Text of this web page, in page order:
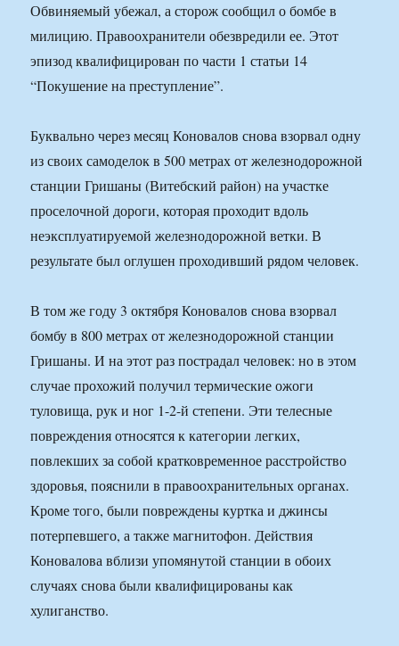
Обвиняемый убежал, а сторож сообщил о бомбе в
милицию. Правоохранители обезвредили ее. Этот
эпизод квалифицирован по части 1 статьи 14
“Покушение на преступление”.
Буквально через месяц Коновалов снова взорвал одну
из своих самоделок в 500 метрах от железнодорожной
станции Гришаны (Витебский район) на участке
проселочной дороги, которая проходит вдоль
неэксплуатируемой железнодорожной ветки. В
результате был оглушен проходивший рядом человек.
В том же году 3 октября Коновалов снова взорвал
бомбу в 800 метрах от железнодорожной станции
Гришаны. И на этот раз пострадал человек: но в этом
случае прохожий получил термические ожоги
туловища, рук и ног 1-2-й степени. Эти телесные
повреждения относятся к категории легких,
повлекших за собой кратковременное расстройство
здоровья, пояснили в правоохранительных органах.
Кроме того, были повреждены куртка и джинсы
потерпевшего, а также магнитофон. Действия
Коновалова вблизи упомянутой станции в обоих
случаях снова были квалифицированы как
хулиганство.